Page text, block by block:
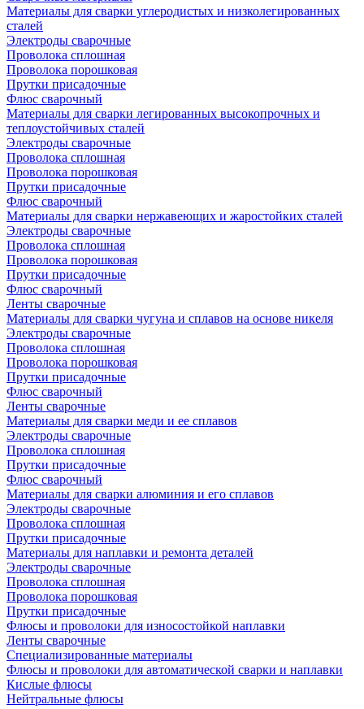
Материалы для сварки углеродистых и низколегированных
сталей
Электроды сварочные
Проволока сплошная
Проволока порошковая
Прутки присадочные
Флюс сварочный
Материалы для сварки легированных высокопрочных и
теплоустойчивых сталей
Электроды сварочные
Проволока сплошная
Проволока порошковая
Прутки присадочные
Флюс сварочный
Материалы для сварки нержавеющих и жаростойких сталей
Электроды сварочные
Проволока сплошная
Проволока порошковая
Прутки присадочные
Флюс сварочный
Ленты сварочные
Материалы для сварки чугуна и сплавов на основе никеля
Электроды сварочные
Проволока сплошная
Проволока порошковая
Прутки присадочные
Флюс сварочный
Ленты сварочные
Материалы для сварки меди и ее сплавов
Электроды сварочные
Проволока сплошная
Прутки присадочные
Флюс сварочный
Материалы для сварки алюминия и его сплавов
Электроды сварочные
Проволока сплошная
Прутки присадочные
Материалы для наплавки и ремонта деталей
Электроды сварочные
Проволока сплошная
Проволока порошковая
Прутки присадочные
Флюсы и проволоки для износостойкой наплавки
Ленты сварочные
Специализированные материалы
Флюсы и проволоки для автоматической сварки и наплавки
Кислые флюсы
Нейтральные флюсы